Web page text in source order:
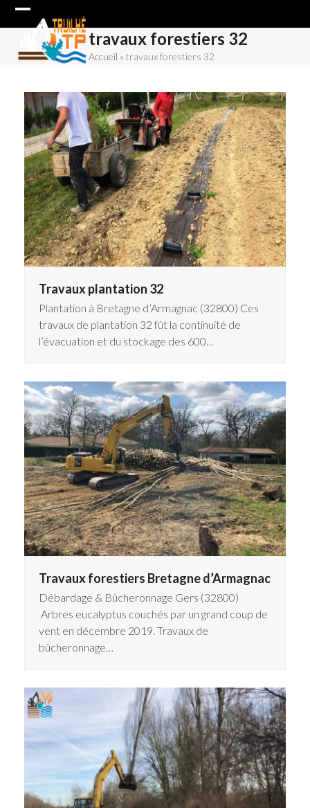
Skip
Open
mobile
Close
mobile
travaux forestiers 32
Accueil »travaux forestiers 32
Travaux plantation 32
Plantation à Bretagne d’Armagnac (32800) Ces
travaux de plantation 32 fût la continuité de
l’évacuation et du stockage des 600…
Travaux forestiers Bretagne d’Armagnac
Débardage & Bûcheronnage Gers (32800)
Arbres eucalyptus couchés par un grand coup de
vent en décembre 2019. Travaux de
bûcheronnage…